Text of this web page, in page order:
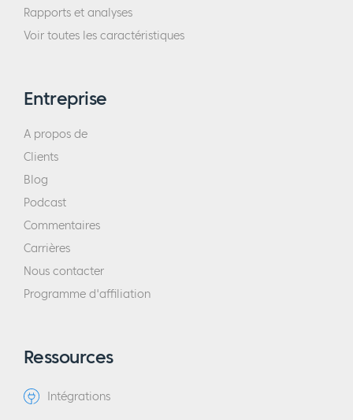
Rapports et analyses
Voir toutes les caractéristiques
Entreprise
A propos de
Clients
Blog
Podcast
Commentaires
Carrières
Nous contacter
Programme d'affiliation
Ressources
Intégrations